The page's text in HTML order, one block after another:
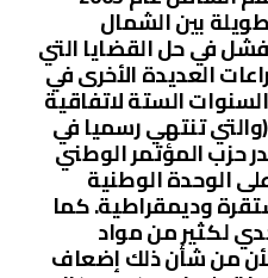
بين الشمال
في حل القضايا التي
العديدة الأخرى في
السنوات الستة لاتفاقية
تنتهي رسميا في
حزب المؤتمر الوطني
الوحدة الوطنية
وديمقراطية. كما
لكثير من مواد
لأن من شأن ذلك إضعاف